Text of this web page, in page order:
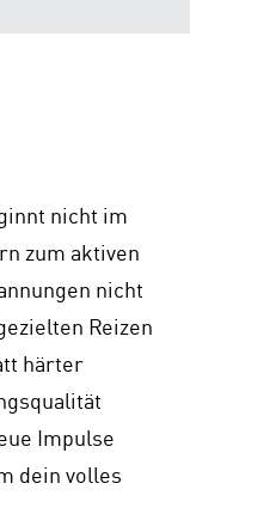
nicht im
zum aktiven
nicht
Reizen
härter
Impulse
dein volles